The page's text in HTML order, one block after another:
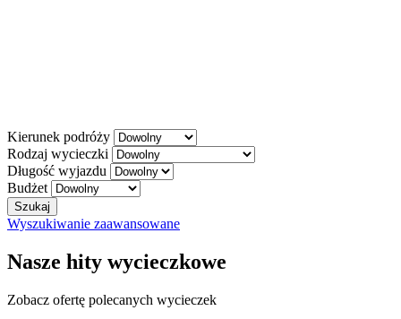
Kierunek podróży
Rodzaj wycieczki
Długość wyjazdu
Budżet
Szukaj
Wyszukiwanie zaawansowane
Nasze hity wycieczkowe
Zobacz ofertę polecanych wycieczek